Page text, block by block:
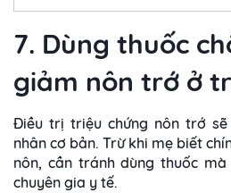
7. Dùng thuốc
giảm nôn trớ ở
Điều trị triệu chứng nôn trớ
nhân cơ bản. Trừ khi mẹ biết
nôn, cần tránh dùng thuốc
chuyên gia y tế.